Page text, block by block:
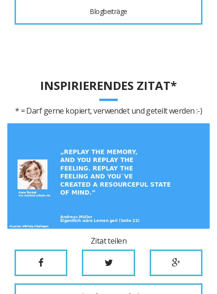
Blogbeiträge
INSPIRIERENDES ZITAT*
* = Darf gerne kopiert, verwendet und geteilt werden :-)
Zitat teilen